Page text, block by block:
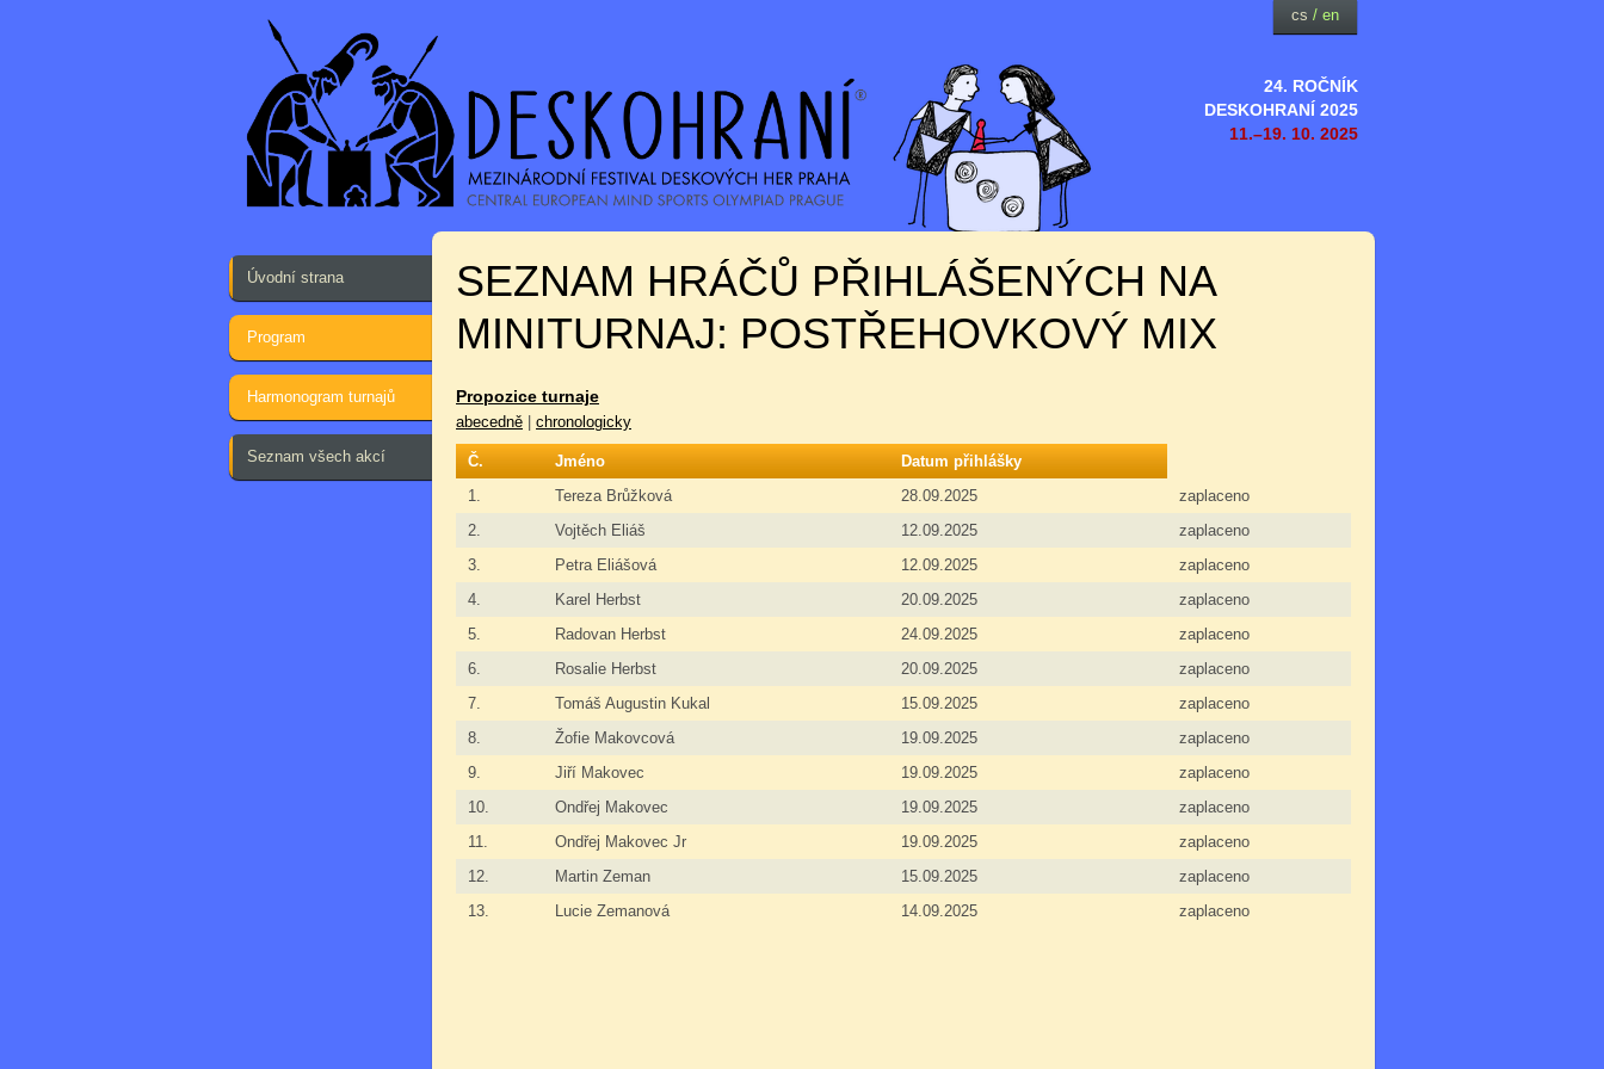
24. ROČNÍK
DESKOHRANÍ 2025
11.–19. 10. 2025
cs / en
Úvodní strana
Program
Harmonogram turnajů
Seznam všech akcí
SEZNAM HRÁČŮ PŘIHLÁŠENÝCH NA
MINITURNAJ: POSTŘEHOVKOVÝ MIX
Propozice turnaje
abecedně chronologicky
Č. Jméno
Datum přihlášky
1.
Tereza Brůžková 28.09.2025
zaplaceno
2.
Vojtěch Eliáš 12.09.2025
zaplaceno
3.
Petra Eliášová 12.09.2025
zaplaceno
4.
Karel Herbst 20.09.2025
zaplaceno
5.
Radovan Herbst 24.09.2025
zaplaceno
6.
Rosalie Herbst 20.09.2025
zaplaceno
7.
Tomáš Augustin Kukal 15.09.2025
zaplaceno
8.
Žofie Makovcová 19.09.2025
zaplaceno
9.
Jiří Makovec 19.09.2025
zaplaceno
10.
Ondřej Makovec 19.09.2025
zaplaceno
11.
Ondřej Makovec Jr 19.09.2025
zaplaceno
12.
Martin Zeman 15.09.2025
zaplaceno
13.
Lucie Zemanová 14.09.2025 zaplaceno